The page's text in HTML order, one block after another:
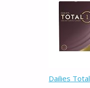
Dailies Total